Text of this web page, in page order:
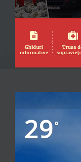
29°